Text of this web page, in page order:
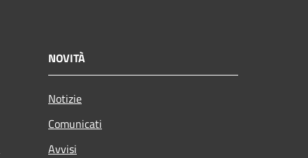
NOVITÀ
Notizie
Comunicati
Avvisi